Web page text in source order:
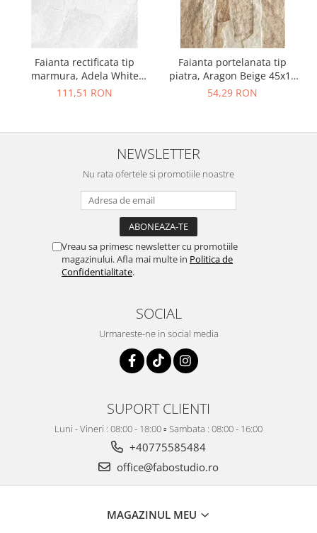
Faianta rectificata tip
marmura, Adela White
30x90, alb, finisaj lucios
111,51 RON
Faianta portelanata tip
piatra, Aragon Beige 45x15
cm, bej, finisaj mat
54,29 RON
NEWSLETTER
Nu rata ofertele si promotiile noastre
Vreau sa primesc newsletter cu promotiile
magazinului. Afla mai multe in Politica de
Confidentialitate.
SOCIAL
Urmareste-ne in social media
SUPORT CLIENTI
Luni - Vineri : 08:00 - 18:00 ▫️ Sambata : 08:00 - 16:00
+40775585484
office@fabostudio.ro
MAGAZINUL MEU